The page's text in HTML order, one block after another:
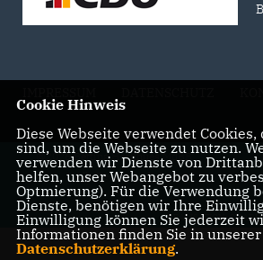
@2026 Bettina Hornhues MdBB
Alle Rechte vorbehalten.
REALISATION:
Cookie Hinweis
Diese Webseite verwendet
sind, um die Webseite zu nutzen.
verwenden wir Dienste von
helfen, unser Webangebot zu
Optmierung). Für die Verwendung
Dienste, benötigen wir Ihre
Einwilligung können Sie jederzeit
Informationen finden Sie in unserer
Datenschutzerklärung.